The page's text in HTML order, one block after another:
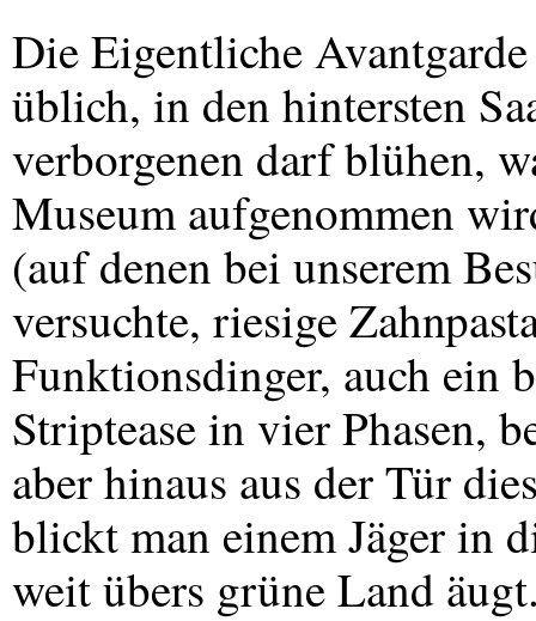
Die Eigentliche
üblich, in den hintersten
verborgenen darf blühen,
Museum aufgenommen
(auf denen bei unserem
versuchte, riesige
Funktionsdinger, auch ein
Striptease in vier Phasen,
aber hinaus aus der Tür
blickt man einem Jäger in
weit übers grüne Land